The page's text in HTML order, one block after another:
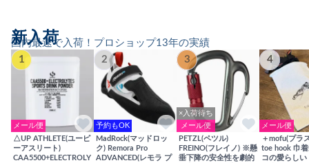
国内最速で入荷！プロショップ13年の実績
新入荷
1
メール便
△UP ATHLETE(ユーピ
ーアスリート)
CAA5500+ELECTROLY
2
予約もOK
MadRock(マッドロッ
ク) Remora Pro
ADVANCED(レモラ プ
3
×入荷待ち
メール便
PETZL(ペツル)
FREINO(フレイノ) ※懸
垂下降の安全性を劇的
4
メール便
＋mofu(プラ
toe hook 巾
コの愛らしい